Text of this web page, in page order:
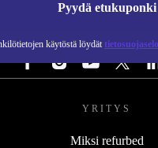
Pyydä etukuponki
käytöstä löydät
YRITYS
Miksi refurbed